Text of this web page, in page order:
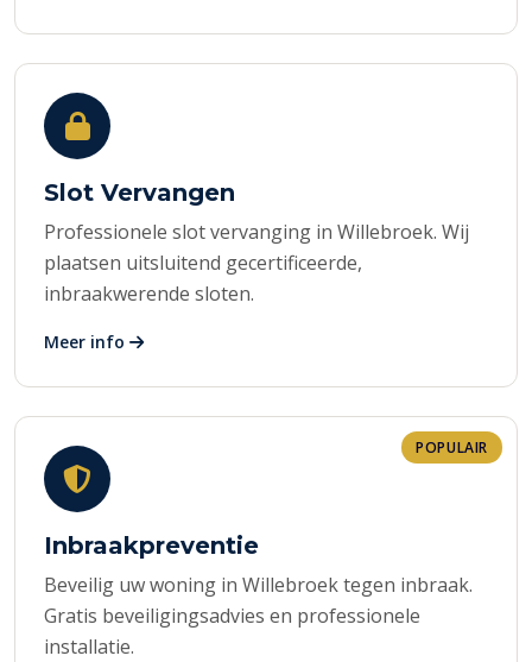
Slot Vervangen
Professionele slot vervanging in Willebroek. Wij
plaatsen uitsluitend gecertificeerde,
inbraakwerende sloten.
Meer info
POPULAIR
Inbraakpreventie
Beveilig uw woning in Willebroek tegen inbraak.
Gratis beveiligingsadvies en professionele
installatie.